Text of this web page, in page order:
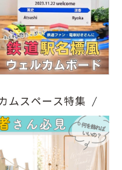
ムスペース特集